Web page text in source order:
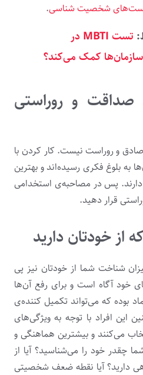
شخصیت شناسی.
تست MBTI در
سازمان‌ها کمک می‌کند؟
صداقت و روراستی
و روراست نیست. کار کردن با
به بلوغ فکری رسیده‌­اند و بهترین
دارند. پس در مصاحبه­‌ی استخدامی
قرار دهید.
شناخت شما از خودتان نیز پی
خود آگاه است و برای رفع آن‌­ها
بوده که می­‌تواند تکمیل کننده­‌ی
این افراد با توجه به ویژگی­‌های
می­‌کنند و بیشترین هماهنگی و
چقدر خود را می‌­شناسید؟ آیا از
دارید؟ آیا نقطه ضعف شخصیتی